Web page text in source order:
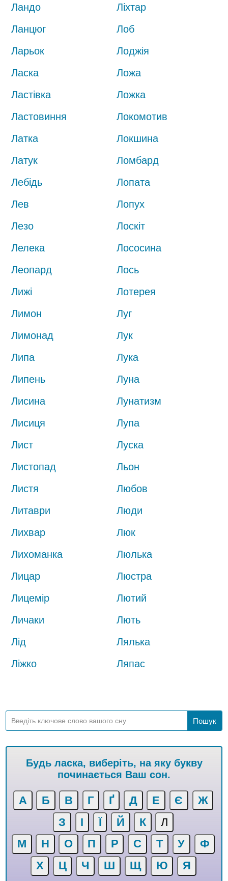
Ландо
Ланцюг
Ларьок
Ласка
Ластівка
Ластовиння
Латка
Латук
Лебідь
Лев
Лезо
Лелека
Леопард
Лижі
Лимон
Лимонад
Липа
Липень
Лисина
Лисиця
Лист
Листопад
Листя
Литаври
Лихвар
Лихоманка
Лицар
Лицемір
Личаки
Лід
Ліжко
Ліхтар
Лоб
Лоджія
Ложа
Ложка
Локомотив
Локшина
Ломбард
Лопата
Лопух
Лоскіт
Лососина
Лось
Лотерея
Луг
Лук
Лука
Луна
Лунатизм
Лупа
Луска
Льон
Любов
Люди
Люк
Люлька
Люстра
Лютий
Лють
Лялька
Ляпас
Будь ласка, виберіть, на яку букву
починається Ваш сон.
А Б В Г Ґ Д Е Є
Ж
З
І Ї Й К
Л
М
Н О П Р С Т У
Ф
Х
Ц Ч Ш Щ Ю Я